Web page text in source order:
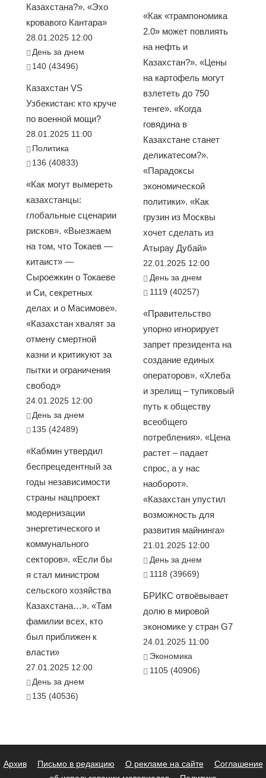
Казахстана?». «Эхо
кровавого Кантара»
28.01.2025 12:00
День за днем
140 (43496)
Казахстан VS
Узбекистан: кто круче
по военной мощи?
28.01.2025 11:00
Политика
136 (40833)
«Как могут вымереть
казахстанцы:
глобальные сценарии
рисков». «Выезжаем
на том, что Токаев —
китаист» —
Сыроежкин о Токаеве
и Си, секретных
делах и о Масимове».
«Казахстан хвалят за
отмену смертной
казни и критикуют за
пытки и ограничения
свобод»
24.01.2025 12:00
День за днем
135 (42489)
«Кабмин утвердил
беспрецедентный за
годы независимости
страны нацпроект
модернизации
энергетического и
коммунального
секторов». «Если бы
я стал министром
сельского хозяйства
Казахстана…». «Там
фамилии всех, кто
был приближен к
власти»
27.01.2025 12:00
День за днем
135 (40536)
«Как «трампономика
2.0» может повлиять
на нефть и
Казахстан?». «Цены
на картофель могут
взлететь до 750
тенге». «Когда
говядина в
Казахстане станет
деликатесом?».
«Парадоксы
экономической
политики». «Как
грузин из Москвы
хочет сделать из
Атырау Дубай»
22.01.2025 12:00
День за днем
1119 (40257)
«Правительство
упорно игнорирует
запрет президента на
создание единых
операторов». «Хлеба
и зрелищ – тупиковый
путь к обществу
всеобщего
потребления». «Цена
растет – падает
спрос, а у нас
наоборот».
«Казахстан упустил
возможность для
развития майнинга»
21.01.2025 12:00
День за днем
1118 (39669)
БРИКС отвоёвывает
долю в мировой
экономике у стран G7
24.01.2025 11:00
Экономика
1105 (40906)
Архив Письмо в редакцию О рекламе на сайте
Соглашение